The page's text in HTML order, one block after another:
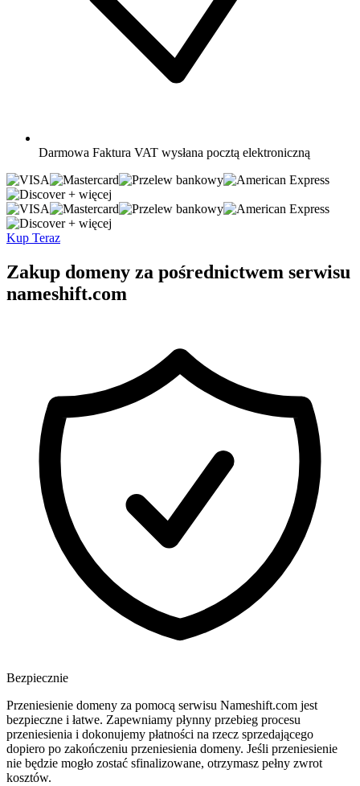
Darmowa Faktura VAT wysłana pocztą elektroniczną
+ więcej
+ więcej
Kup Teraz
Zakup domeny za pośrednictwem serwisu
nameshift.com
Bezpiecznie
Przeniesienie domeny za pomocą serwisu Nameshift.com jest
bezpieczne i łatwe. Zapewniamy płynny przebieg procesu
przeniesienia i dokonujemy płatności na rzecz sprzedającego
dopiero po zakończeniu przeniesienia domeny. Jeśli przeniesienie
nie będzie mogło zostać sfinalizowane, otrzymasz pełny zwrot
kosztów.